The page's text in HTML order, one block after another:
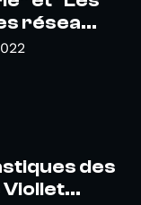
résea...
des